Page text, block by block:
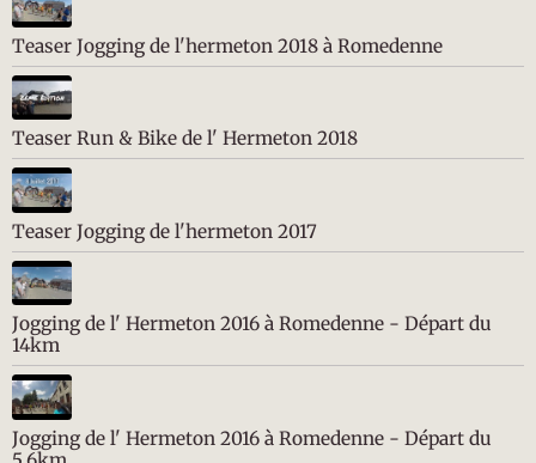
Teaser Jogging de l'hermeton 2018 à Romedenne
Teaser Run & Bike de l' Hermeton 2018
Teaser Jogging de l'hermeton 2017
Jogging de l' Hermeton 2016 à Romedenne - Départ du
14km
Jogging de l' Hermeton 2016 à Romedenne - Départ du